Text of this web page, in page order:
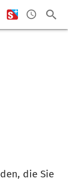
die Sie